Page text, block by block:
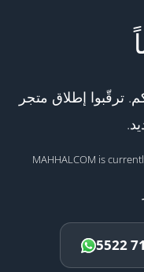
ترقّبوا إطلاق متجر
MAHHALCOM is
5522